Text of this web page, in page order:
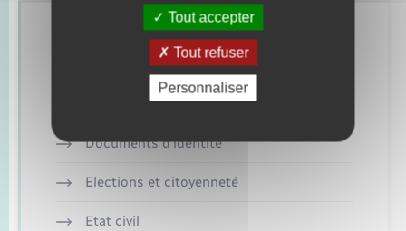
Retrouvez aussi
Concessions funéraires
Documents d’identité
Elections et citoyenneté
Etat civil
Tout accepter
Tout refuser
Personnaliser